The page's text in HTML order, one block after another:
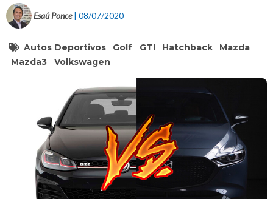
Esaú Ponce | 08/07/2020
Autos Deportivos Golf GTI Hatchback
Mazda
Mazda3
Volkswagen